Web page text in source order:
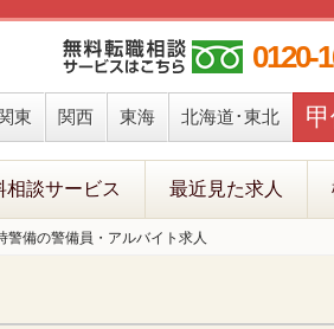
0120-
東 関西 東海 北海道･東北
相談サービス 最近見た求人
警備の警備員・アルバイト求人